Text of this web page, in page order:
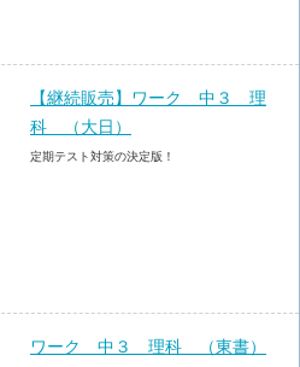
【継続販売】ワーク 中３ 理
科 （大日）
定期テスト対策の決定版！
ワーク 中３ 理科 （東書）